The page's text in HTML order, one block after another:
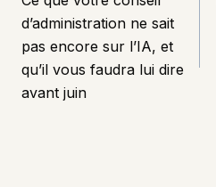
L’ARTICLE
d’administration ne sait
pas encore sur l’IA, et
qu’il vous faudra lui dire
avant juin